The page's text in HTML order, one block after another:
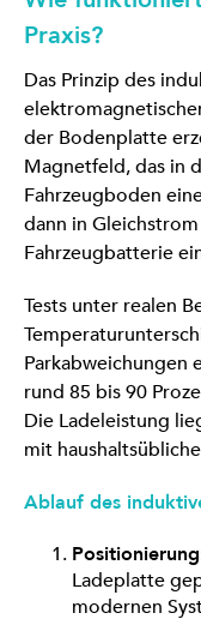
Praxis?
Das Prinzip des
der Bodenplatte
Magnetfeld, das in
Fahrzeugboden
dann in
Fahrzeugbatterie
Tests unter realen
Parkabweichungen
rund 85 bis 90
Die Ladeleistung
mit
Ablauf des
Ladeplatte
modernen